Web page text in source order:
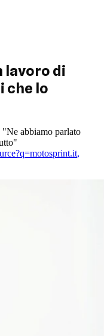
lavoro di
che lo
"Ne abbiamo parlato
,